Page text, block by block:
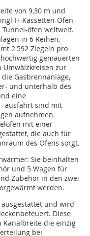
von 9,30 m und
H-Kassetten-Ofen
öfen weltweit.
in 6 Reihen,
2 592 Ziegeln pro
gemauerten
Umwälzkreisen zur
Gasbrennanlage,
und unterhalb des
eine
-ausfahrt sind mit
aufnehmen.
mit einer
die auch für
des Ofens sorgt.
Sie beinhalten
und 5 Wagen für
Zubehör in den zwei
werden.
und wird
Diese
Kanalbreite die einzig
bei